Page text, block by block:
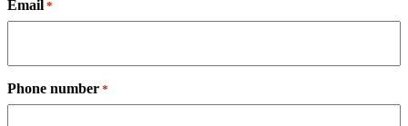
Email *
Phone number *